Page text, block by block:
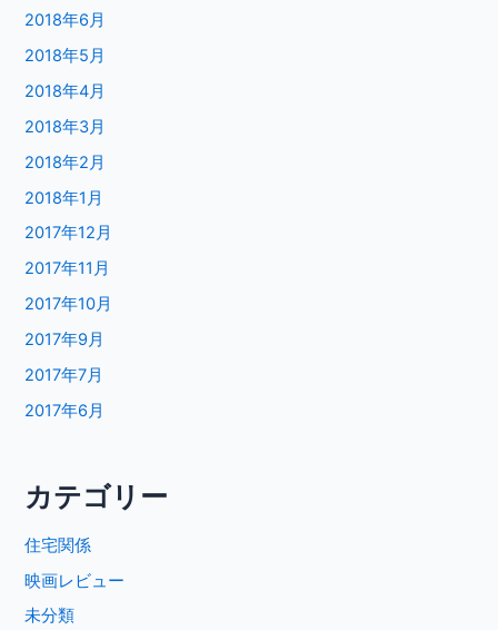
2018年6月
2018年5月
2018年4月
2018年3月
2018年2月
2018年1月
2017年12月
2017年11月
2017年10月
2017年9月
2017年7月
2017年6月
カテゴリー
住宅関係
映画レビュー
未分類